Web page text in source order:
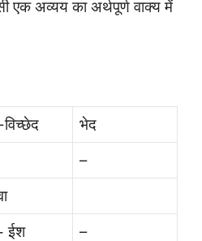
एक अव्यय का अर्थपूर्ण वाक्य में
भेद
–
ईश –